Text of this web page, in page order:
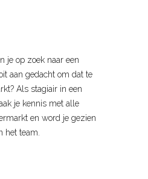
je op zoek naar een
aan gedacht om dat te
Als stagiair in een
je kennis met alle
en word je gezien
het team.